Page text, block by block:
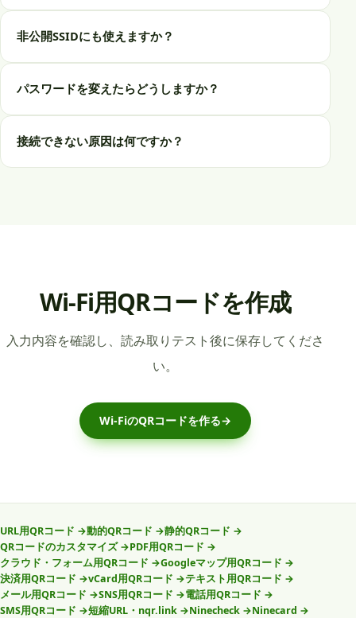
非公開SSIDにも使えますか？
パスワードを変えたらどうしますか？
接続できない原因は何ですか？
Wi-Fi用QRコードを作成
入力内容を確認し、読み取りテスト後に保存してくださ
い。
Wi-FiのQRコードを作る→
URL用QRコード →動的QRコード →静的QRコード →
QRコードのカスタマイズ →PDF用QRコード →
クラウド・フォーム用QRコード →Googleマップ用QRコード →
決済用QRコード →vCard用QRコード →テキスト用QRコード →
メール用QRコード →SNS用QRコード →電話用QRコード →
SMS用QRコード →短縮URL・nqr.link →Ninecheck →Ninecard →